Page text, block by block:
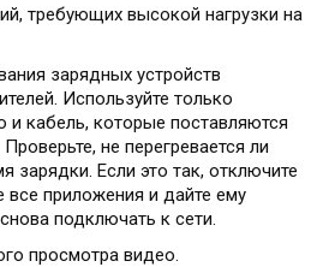
требующих высокой нагрузки на
зарядных устройств
Используйте только
и кабель, которые поставляются
не перегревается ли
зарядки. Если это так, отключите
все приложения и дайте ему
подключать к сети.
просмотра видео.